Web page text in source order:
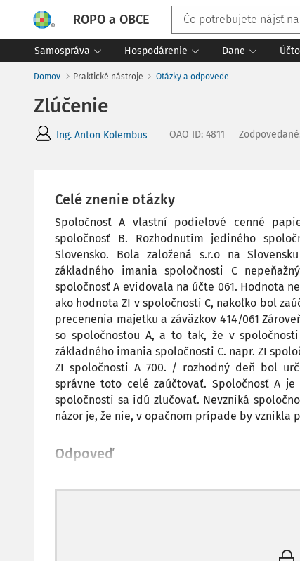
ROPO a OBCE
Samospráva Hospodárenie Dane
Domov Praktické nástroje Otázky a odpovede
Zlúčenie
Ing. Anton Kolembus OAO ID: 4811 Zodpovedané
Celé znenie otázky
Spoločnosť A vlastní podielové cenné
spoločnosť B. Rozhodnutím jediného
Slovensko. Bola založená s.r.o na
základného imania spoločnosti C
spoločnosť A evidovala na účte 061. Hodnota
ako hodnota ZI v spoločnosti C, nakoľko bol
precenenia majetku a záväzkov 414/061
so spoločnosťou A, a to tak, že v
základného imania spoločnosti C. napr. ZI
ZI spoločnosti A 700. / rozhodný deň bol
správne toto celé zaúčtovať. Spoločnosť A
spoločnosti sa idú zlučovať. Nevzniká
názor je, že nie, v opačnom prípade by vznikla
Odpoveď